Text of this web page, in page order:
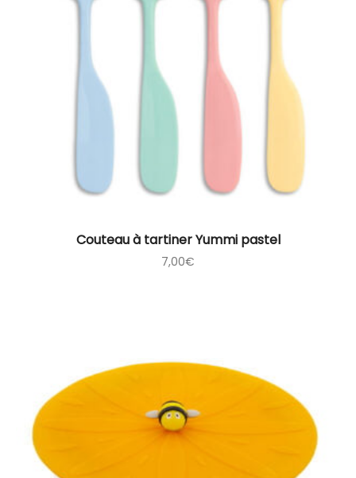
Couteau à tartiner Yummi pastel
7,00€